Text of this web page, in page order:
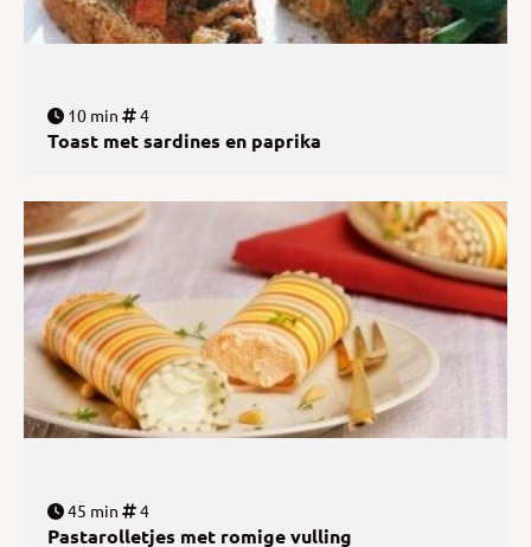
10 min 4
Toast met sardines en paprika
45 min 4
Pastarolletjes met romige vulling